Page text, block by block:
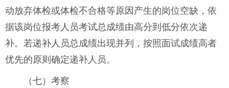
动放弃体检或体检不合格等原因产生的岗位空缺，依
据该岗位报考人员考试总成绩由高分到低分依次递
补。若递补人员总成绩出现并列，按照面试成绩高者
优先的原则确定递补人员。
（七）考察